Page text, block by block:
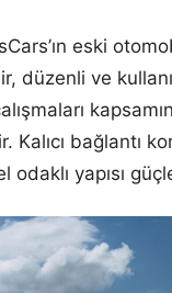
eski
düzenli ve
Kalıcı bağlantı
odaklı yapısı